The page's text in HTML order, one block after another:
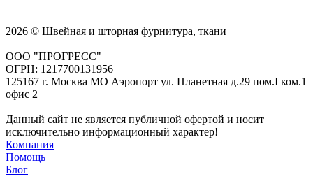
2026 © Швейная и шторная фурнитура, ткани
ООО "ПРОГРЕСС"
ОГРН: 1217700131956
125167 г. Москва МО Аэропорт ул. Планетная д.29 пом.I ком.1
офис 2
Данный сайт не является публичной офертой и носит
исключительно информационный характер!
Компания
Помощь
Блог